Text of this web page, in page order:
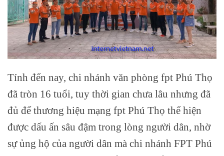
Tính đến nay, chi nhánh văn phòng fpt Phú Thọ
đã tròn 16 tuổi, tuy thời gian chưa lâu nhưng đã
đủ để thương hiệu mạng fpt Phú Thọ thể hiện
được dấu ấn sâu đậm trong lòng người dân, nhờ
sự ủng hộ của người dân mà chi nhánh FPT Phú